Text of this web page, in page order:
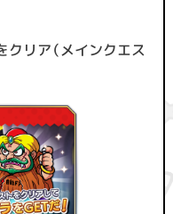
リア（メインクエス